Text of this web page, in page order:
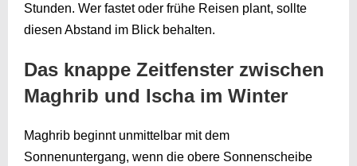
Stunden. Wer fastet oder frühe Reisen plant, sollte
diesen Abstand im Blick behalten.
Das knappe Zeitfenster zwischen
Maghrib und Ischa im Winter
Maghrib beginnt unmittelbar mit dem
Sonnenuntergang, wenn die obere Sonnenscheibe